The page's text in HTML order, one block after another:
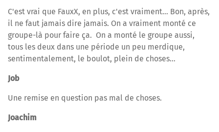
C'est vrai que FauxX, en plus, c'est vraiment… Bon, après,
il ne faut jamais dire jamais. On a vraiment monté ce
groupe-là pour faire ça. On a monté le groupe aussi,
tous les deux dans une période un peu merdique,
sentimentalement, le boulot, plein de choses…
Job
Une remise en question pas mal de choses.
Joachim